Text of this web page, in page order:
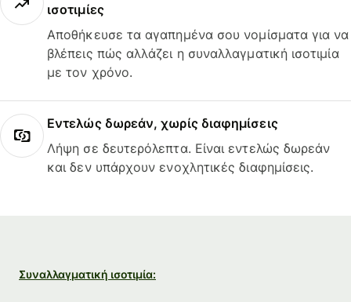
ισοτιμίες
Αποθήκευσε τα αγαπημένα σου νομίσματα για να
βλέπεις πώς αλλάζει η συναλλαγματική ισοτιμία
με τον χρόνο.
Εντελώς δωρεάν, χωρίς διαφημίσεις
Λήψη σε δευτερόλεπτα. Είναι εντελώς δωρεάν
και δεν υπάρχουν ενοχλητικές διαφημίσεις.
Συναλλαγματική ισοτιμία: